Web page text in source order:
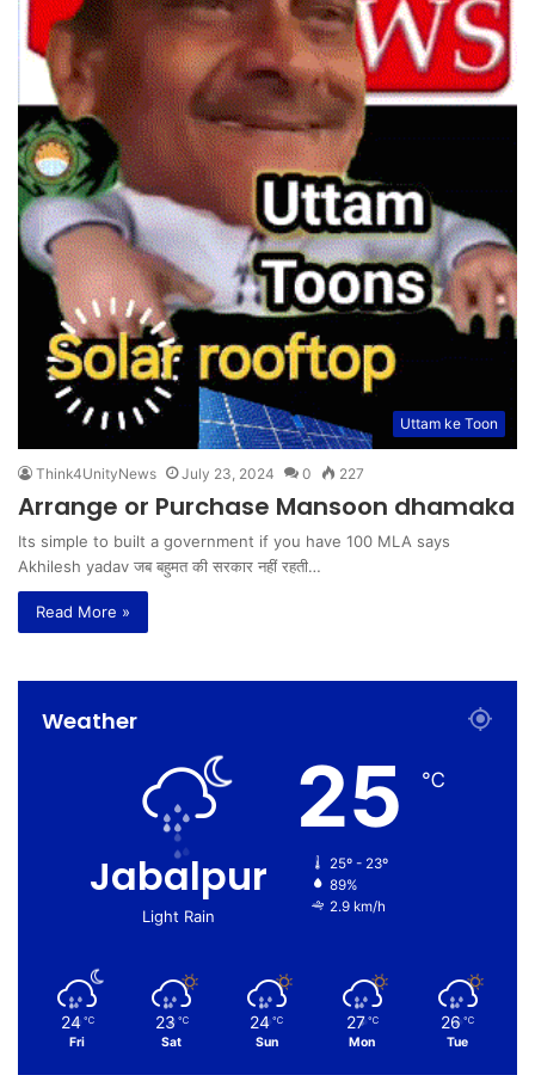
Uttam ke Toon
Think4UnityNews July 23, 2024 0 227
Arrange or Purchase Mansoon dhamaka
Its simple to built a government if you have 100 MLA says
Akhilesh yadav जब बहुमत की सरकार नहीं रहती…
Read More »
Weather
Jabalpur
Light Rain
25 ℃
25º - 23º
89%
2.9 km/h
24 ℃
Fri
23 ℃
Sat
24 ℃
Sun
27 ℃
Mon
26 ℃
Tue